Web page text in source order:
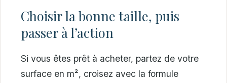
Choisir la bonne taille, puis
passer à l’action
Si vous êtes prêt à acheter, partez de votre
surface en m², croisez avec la formule